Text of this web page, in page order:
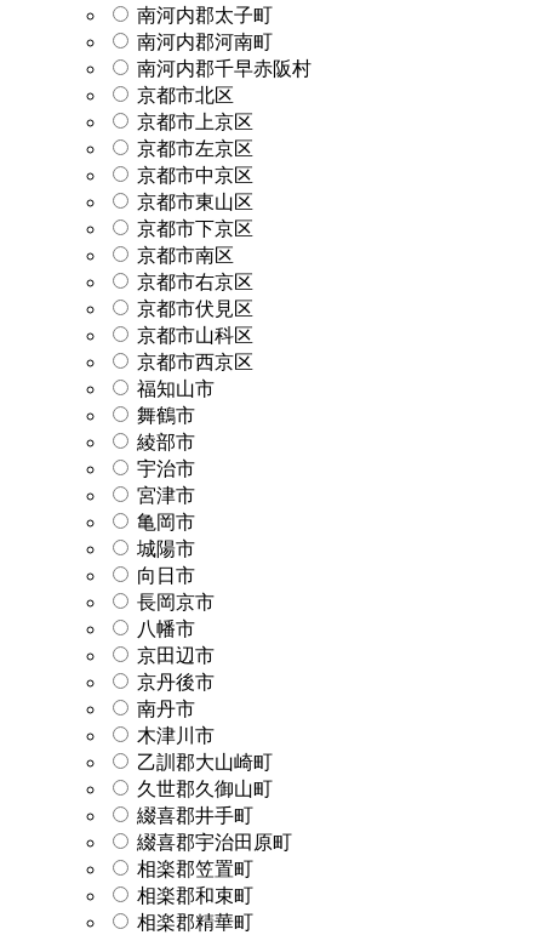
南河内郡太子町
南河内郡河南町
南河内郡千早赤阪村
京都市北区
京都市上京区
京都市左京区
京都市中京区
京都市東山区
京都市下京区
京都市南区
京都市右京区
京都市伏見区
京都市山科区
京都市西京区
福知山市
舞鶴市
綾部市
宇治市
宮津市
亀岡市
城陽市
向日市
長岡京市
八幡市
京田辺市
京丹後市
南丹市
木津川市
乙訓郡大山崎町
久世郡久御山町
綴喜郡井手町
綴喜郡宇治田原町
相楽郡笠置町
相楽郡和束町
相楽郡精華町